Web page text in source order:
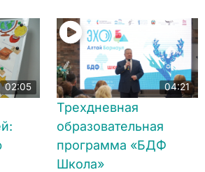
02:05 04:21
Трехдневная
образовательная
программа «БДФ
Школа»